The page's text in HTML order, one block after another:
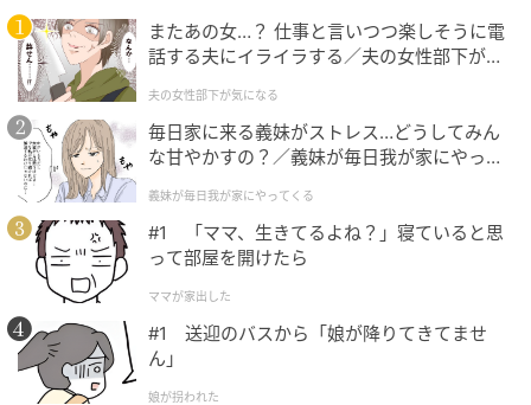
かけてのギャザーがさりげない立体感を演出。長めの
着丈が腰まわりを自然にカバーしてくれます。前を開
けてさらっと羽織ることで抜け感が出て、シンプルなT
シャツコーデを大人っぽくアップデートできそうで
す。
ベストとスカーフで上品見え
またあの女…？ 仕事と言いつつ楽しそうに電
話する夫にイライラする／夫の女性部下が気
夫の女性部下が気になる
毎日家に来る義妹がストレス…どうしてみん
な甘やかすの？／義妹が毎日我が家にやって
が】
義妹が毎日我が家にやってくる
#1 「ママ、生きてるよね？」寝ていると思
って部屋を開けたら
ママが家出した
#1 送迎のバスから「娘が降りてきてませ
ん」
娘が拐われた